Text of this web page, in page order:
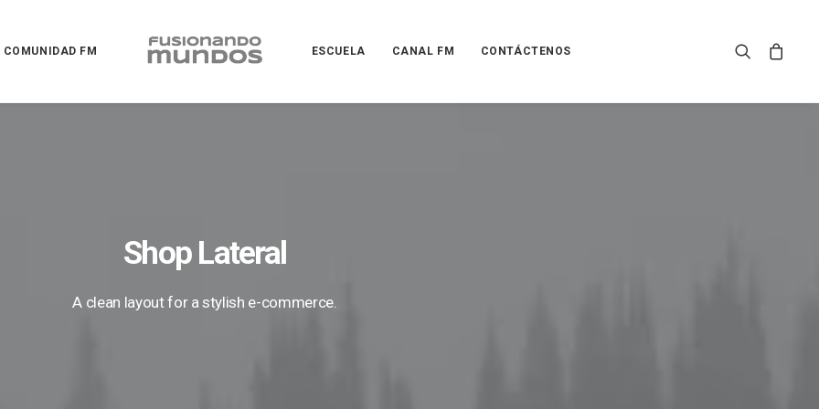
COMUNIDAD FM ESCUELA CANAL FM CONTÁCTENOS
Shop Lateral
A clean layout for a stylish e-commerce.